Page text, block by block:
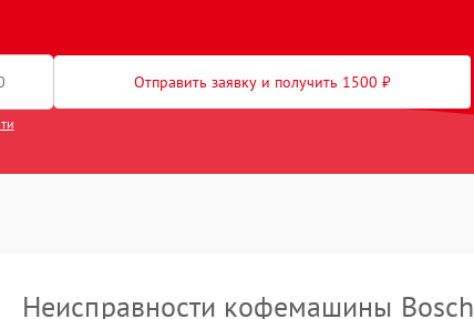
Отправить заявку и получить 1500 ₽
Неисправности кофемашины Bosch